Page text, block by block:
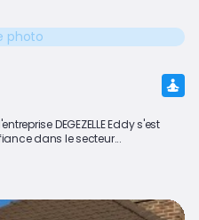
photo
DEGEZELLE Eddy s'est
dans le secteur...